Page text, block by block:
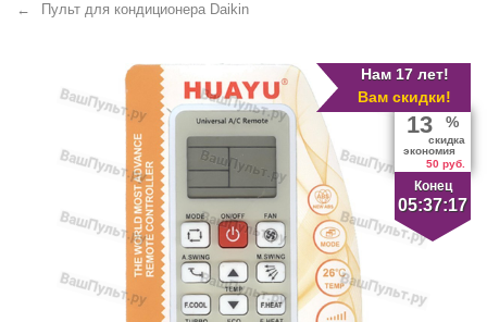
Пульт для кондиционера Daikin
Нам 17 лет!
Вам скидки!
Конец
05:37:17
13 %
скидка
экономия
50 руб.